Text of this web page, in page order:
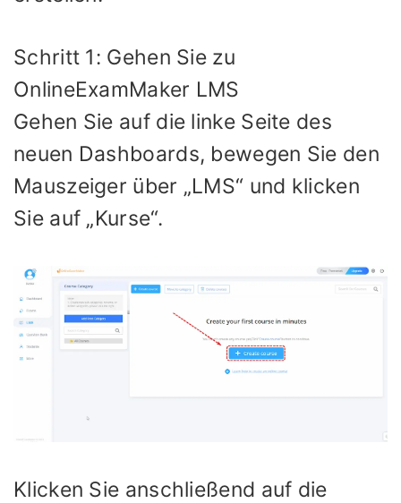
Schritt 1: Gehen Sie zu
OnlineExamMaker LMS
Gehen Sie auf die linke Seite des
neuen Dashboards, bewegen Sie den
Mauszeiger über „LMS“ und klicken
Sie auf „Kurse“.
Klicken Sie anschließend auf die